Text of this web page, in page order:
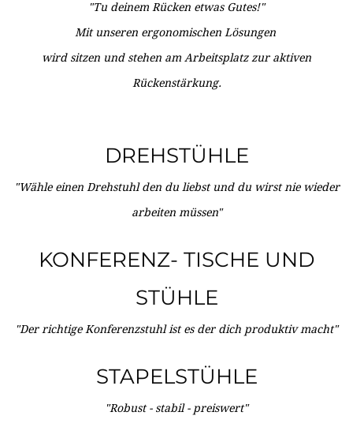
"Tu deinem Rücken etwas Gutes!"
Mit unseren ergonomischen Lösungen
wird sitzen und stehen am Arbeitsplatz zur aktiven
Rückenstärkung.
DREHSTÜHLE
"Wähle einen Drehstuhl den du liebst und du wirst nie wieder
arbeiten müssen"
KONFERENZ- TISCHE UND
STÜHLE
"Der richtige Konferenzstuhl ist es der dich produktiv macht"
STAPELSTÜHLE
"Robust - stabil - preiswert"